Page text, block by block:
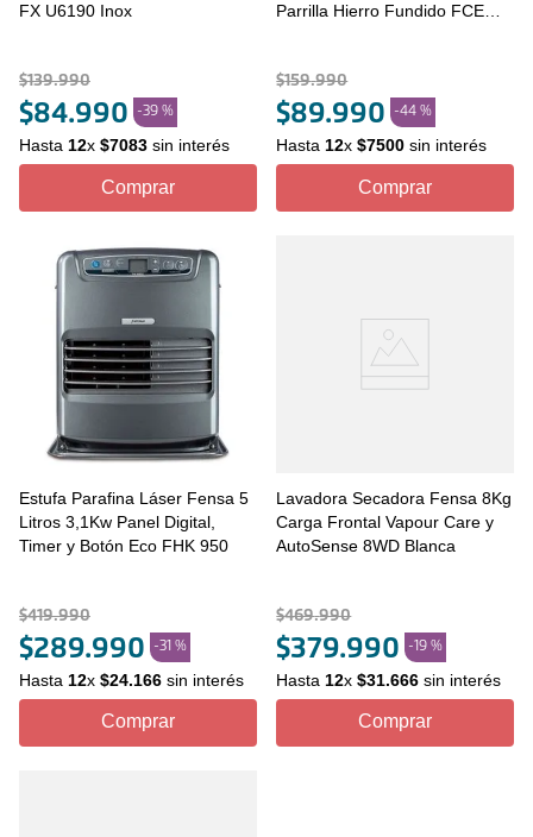
FX U6190 Inox
$139.990
$84.990 -39 %
Hasta 12x $7083 sin interés
Comprar
Parrilla Hierro Fundido FCE
$159.990
$89.990 -44 %
Hasta12x$7500 sin interés
Comprar
Estufa Parafina Láser Fensa 5
Litros 3,1Kw Panel Digital,
Timer y Botón Eco FHK 950
$419.990
$289.990 -31 %
Hasta 12x $24.166 sin interés
Comprar
Lavadora Secadora Fensa 8Kg
Carga Frontal Vapour Care y
AutoSense 8WD Blanca
$469.990
$379.990 -19 %
Hasta 12x$31.666 sin interés
Comprar